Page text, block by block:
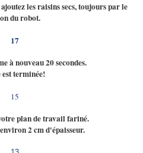
les raisins secs, toujours par le
du robot.
à nouveau 20 secondes.
terminée!
plan de travail fariné.
2 cm d'épaisseur.